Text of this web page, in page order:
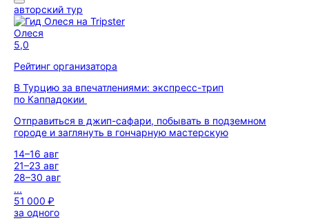
авторский тур
Олеся
5,0
Рейтинг организатора
В Турцию за впечатлениями: экспресс-трип
по Каппадокии
Отправиться в джип-сафари, побывать в подземном
городе и заглянуть в гончарную мастерскую
14–16 авг
21–23 авг
28–30 авг
...
51 000 ₽
за одного